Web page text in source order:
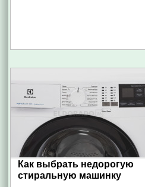
Как выбрать недорогую
стиральную машинку